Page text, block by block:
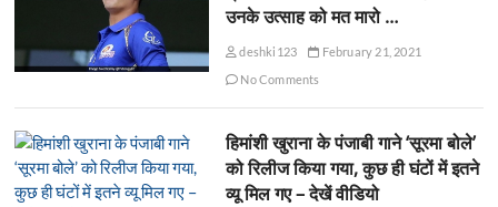
उनके उत्साह को मत मारो …
deshki123
February 21, 2021
No Comments
हिमांशी खुराना के पंजाबी गाने ‘सूरमा बोले’
को रिलीज किया गया, कुछ ही घंटों में इतने
व्यू मिल गए – देखें वीडियो